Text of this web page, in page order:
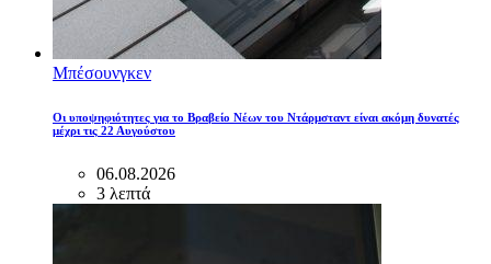
Μπέσουνγκεν
Οι υποψηφιότητες για το Βραβείο Νέων του Ντάρμσταντ είναι ακόμη δυνατές
μέχρι τις 22 Αυγούστου
06.08.2026
3 λεπτά